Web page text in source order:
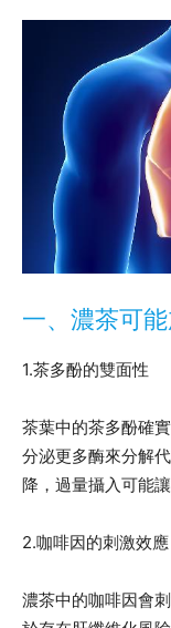
一、濃茶可
1.茶多酚的雙面性
茶葉中的茶多酚確
分泌更多酶來分解
降，過量攝入可能
2.咖啡因的刺激效應
濃茶中的咖啡因會